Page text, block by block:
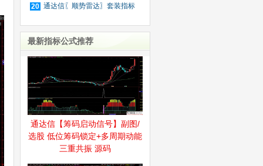
图/
20 通达信〖顺势雷达〗套装指标
最新指标公式推荐
通达信【筹码启动信号】副图/
选股 低位筹码锁定+多周期动能
三重共振 源码